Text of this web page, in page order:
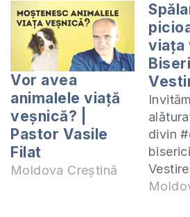
Vor avea
animalele viață
veșnică? |
Pastor Vasile
Filat
Moldova Creștină
viața
divin
18:30,